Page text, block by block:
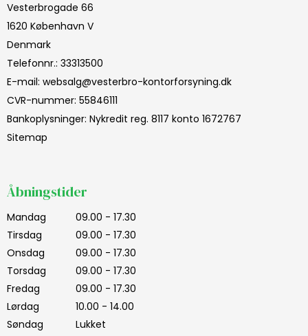
Vesterbrogade 66
1620 København V
Denmark
Telefonnr.: 33313500
E-mail: websalg@vesterbro-kontorforsyning.dk
CVR-nummer: 55846111
Bankoplysninger: Nykredit reg. 8117 konto 1672767
Sitemap
Åbningstider
Mandag
09.00 - 17.30
Tirsdag
09.00 - 17.30
Onsdag
09.00 - 17.30
Torsdag
09.00 - 17.30
Fredag
09.00 - 17.30
Lørdag
10.00 - 14.00
Søndag
Lukket